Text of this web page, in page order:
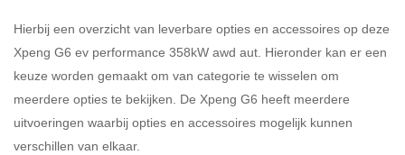
Hierbij een overzicht van leverbare opties en accessoires op deze
Xpeng G6 ev performance 358kW awd aut. Hieronder kan er een
keuze worden gemaakt om van categorie te wisselen om
meerdere opties te bekijken. De Xpeng G6 heeft meerdere
uitvoeringen waarbij opties en accessoires mogelijk kunnen
verschillen van elkaar.